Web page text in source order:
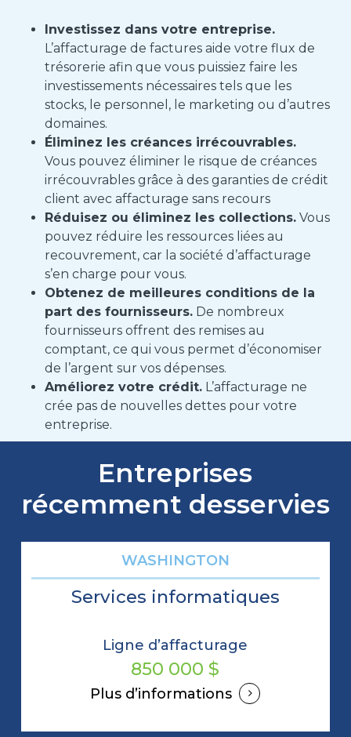
Investissez dans votre entreprise.
L’affacturage de factures aide votre flux de
trésorerie afin que vous puissiez faire les
investissements nécessaires tels que les
stocks, le personnel, le marketing ou d’autres
domaines.
Éliminez les créances irrécouvrables.
Vous pouvez éliminer le risque de créances
irrécouvrables grâce à des garanties de crédit
client avec affacturage sans recours
Réduisez ou éliminez les collections.Vous
pouvez réduire les ressources liées au
recouvrement, car la société d’affacturage
s’en charge pour vous.
Obtenez de meilleures conditions de la
part des fournisseurs.De nombreux
fournisseurs offrent des remises au
comptant, ce qui vous permet d’économiser
de l’argent sur vos dépenses.
Améliorez votre crédit.L’affacturage ne
crée pas de nouvelles dettes pour votre
entreprise.
Entreprises
récemment desservies
WASHINGTON
Services informatiques
Ligne d’affacturage
850 000 $
Plus d’informations